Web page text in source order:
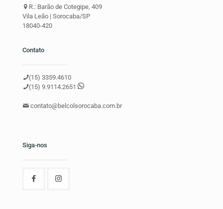
R.: Barão de Cotegipe, 409
Vila Leão | Sorocaba/SP
18040-420
Contato
(15) 3359.4610
(15) 9.9114.2651
contato@belcolsorocaba.com.br
Siga-nos